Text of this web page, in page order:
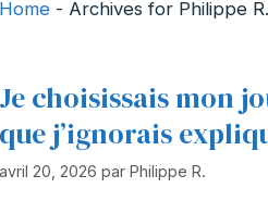
Home - Archives for Philippe R.
Je choisissais mon
que j’ignorais
avril 20, 2026 par Philippe R.